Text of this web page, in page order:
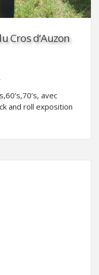
Cros d’Auzon
avec
and roll exposition